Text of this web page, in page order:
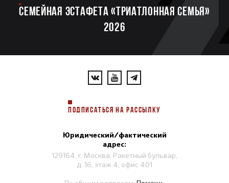
Семейная эстафета «Триатлонная семья»
2026
ПОДПИСАТЬСЯ НА РАССЫЛКУ
Юридический/фактический
адрес:
129164, г. Москва, Ракетный бульвар,
д. 16, этаж 4, офис 401